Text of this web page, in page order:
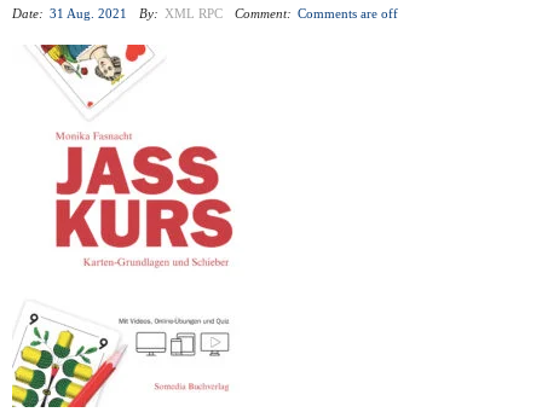
Date: 31 Aug. 2021 By: XML RPC Comment: Comments are off